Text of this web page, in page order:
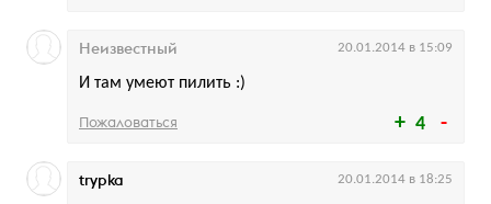
4
И там умеют пилить :)
Неизвестный 20.01.2014 в 15:09
Пожаловаться
trypka 20.01.2014 в 18:25